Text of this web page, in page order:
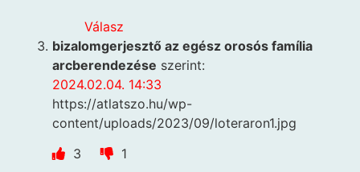
Válasz
bizalomgerjesztő az egész orosós família
arcberendezése szerint:
2024.02.04. 14:33
https://atlatszo.hu/wp-
content/uploads/2023/09/loteraron1.jpg
3
1